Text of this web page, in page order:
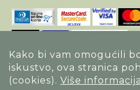
Kako bi vam omogućili
iskustvo, ova stranica
(cookies). Više informacija
Opći uvjeti poslovanja